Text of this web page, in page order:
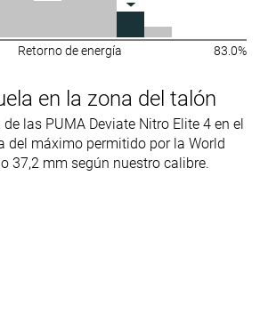
Retorno de energía 83.0%
en la zona del talón
las PUMA Deviate Nitro Elite 4 en el
del máximo permitido por la World
37,2 mm según nuestro calibre.